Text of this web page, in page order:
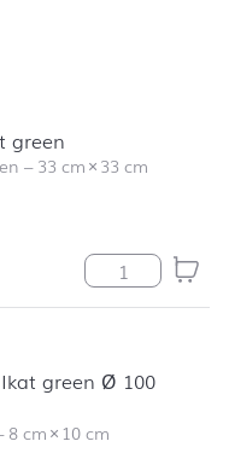
Filter springen
green
–33 cm×33 cm
Bamboo Ikat
green Ø 100
8 cm× 10 cm